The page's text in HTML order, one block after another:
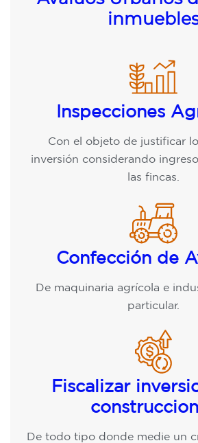
Inspecciones
Con el objeto de justificar
inversión considerando
las fincas.
Confección de
De maquinaria agrícola e
particular.
Fiscalizar
De todo tipo donde medie un